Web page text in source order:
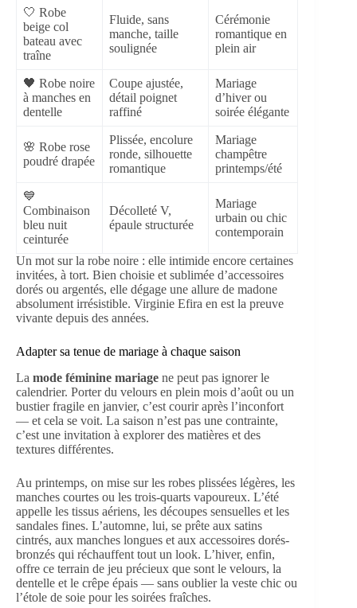
🤍 Robe
beige col
bateau avec
traîne
Fluide, sans
manche, taille
soulignée
Cérémonie
romantique en
plein air
🖤 Robe noire
à manches en
dentelle
Coupe ajustée,
détail poignet
raffiné
Mariage
d’hiver ou
soirée élégante
🌸 Robe rose
poudré drapée
Plissée, encolure
ronde, silhouette
romantique
Mariage
champêtre
printemps/été
💙
Combinaison
bleu nuit
ceinturée
Décolleté V,
épaule structurée
Mariage
urbain ou chic
contemporain
Un mot sur la robe noire : elle intimide encore certaines
invitées, à tort. Bien choisie et sublimée d’accessoires
dorés ou argentés, elle dégage une allure de madone
absolument irrésistible. Virginie Efira en est la preuve
vivante depuis des années.
Adapter sa tenue de mariage à chaque saison
La mode féminine mariage ne peut pas ignorer le
calendrier. Porter du velours en plein mois d’août ou un
bustier fragile en janvier, c’est courir après l’inconfort
— et cela se voit. La saison n’est pas une contrainte,
c’est une invitation à explorer des matières et des
textures différentes.
Au printemps, on mise sur les robes plissées légères, les
manches courtes ou les trois-quarts vapoureux. L’été
appelle les tissus aériens, les découpes sensuelles et les
sandales fines. L’automne, lui, se prête aux satins
cintrés, aux manches longues et aux accessoires dorés-
bronzés qui réchauffent tout un look. L’hiver, enfin,
offre ce terrain de jeu précieux que sont le velours, la
dentelle et le crêpe épais — sans oublier la veste chic ou
l’étole de soie pour les soirées fraîches.